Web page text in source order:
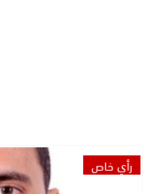
رأي خاص